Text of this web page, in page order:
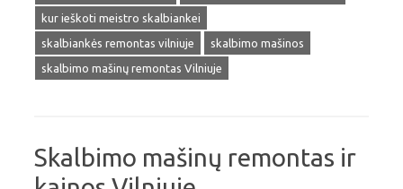
kur ieškoti meistro skalbiankei
skalbiankės remontas vilniuje
skalbimo mašinos
skalbimo mašinų remontas Vilniuje
Skalbimo mašinų remontas ir